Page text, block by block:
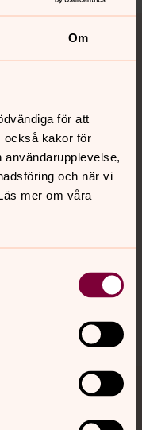
Om
för att
också kakor för
och när vi
mer om våra